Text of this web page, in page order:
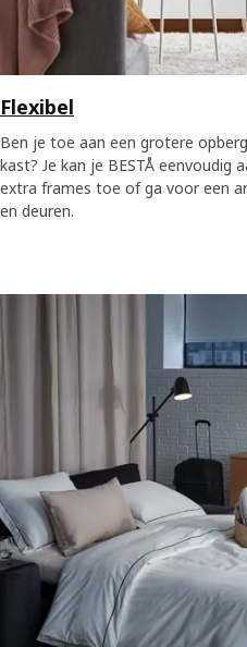
Flexibel
Ben je toe aan een grotere
kast? Je kan je BESTÅ eenvoudig
extra frames toe of ga voor een
en deuren.